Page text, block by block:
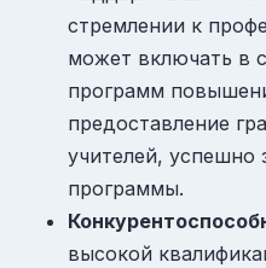
стремлении к
может включать в
программ
предоставление
учителей, успешно
программы.
высокой